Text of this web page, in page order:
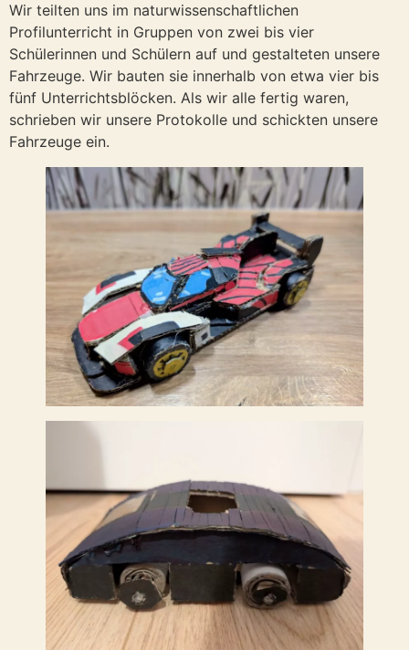
Wir teilten uns im naturwissenschaftlichen
Profilunterricht in Gruppen von zwei bis vier
Schülerinnen und Schülern auf und gestalteten unsere
Fahrzeuge. Wir bauten sie innerhalb von etwa vier bis
fünf Unterrichtsblöcken. Als wir alle fertig waren,
schrieben wir unsere Protokolle und schickten unsere
Fahrzeuge ein.